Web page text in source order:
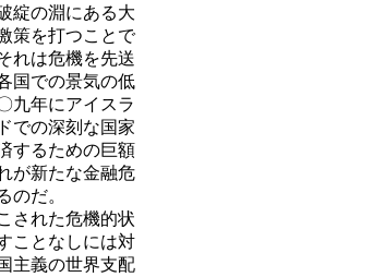
綻の淵にある大
策を打つことで
れは危機を先送
国での景気の低
九年にアイスラ
での深刻な国家
するための巨額
が新たな金融危
のだ。
された危機的状
ことなしには対
主義の世界支配